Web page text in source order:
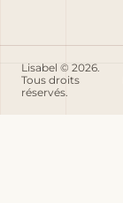
Lisabel © 2026.
Tous droits
réservés.